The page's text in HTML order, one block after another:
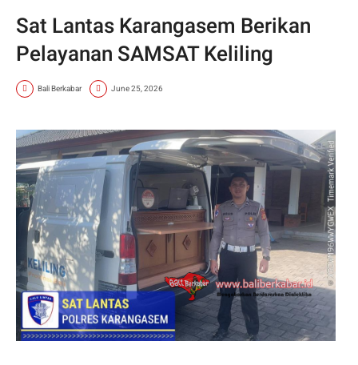
Sat Lantas Karangasem Berikan
Pelayanan SAMSAT Keliling
Bali Berkabar June 25, 2026